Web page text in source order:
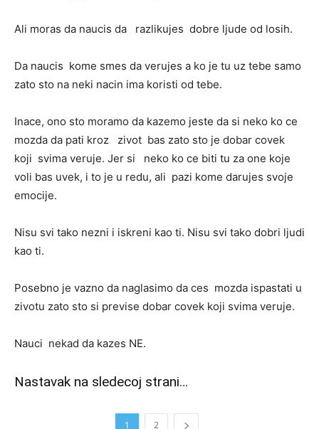
Ali moras da naucis da razlikujes dobre ljude od losih.
Da naucis kome smes da verujes a ko je tu uz tebe samo
zato sto na neki nacin ima koristi od tebe.
Inace, ono sto moramo da kazemo jeste da si neko ko ce
mozda da pati kroz zivot bas zato sto je dobar covek
koji svima veruje. Jer si neko ko ce biti tu za one koje
voli bas uvek, i to je u redu, ali pazi kome darujes svoje
emocije.
Nisu svi tako nezni i iskreni kao ti. Nisu svi tako dobri ljudi
kao ti.
Posebno je vazno da naglasimo da ces mozda ispastati u
zivotu zato sto si previse dobar covek koji svima veruje.
Nauci nekad da kazes NE.
Nastavak na sledecoj strani…
1 2